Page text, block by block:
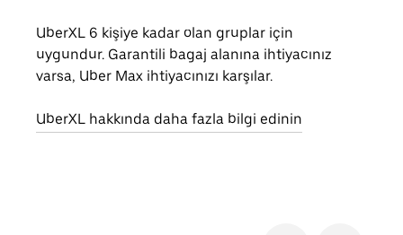
UberXL 6 kişiye kadar olan gruplar için
uygundur. Garantili bagaj alanına ihtiyacınız
varsa, Uber Max ihtiyacınızı karşılar.
UberXL hakkında daha fazla bilgi edinin